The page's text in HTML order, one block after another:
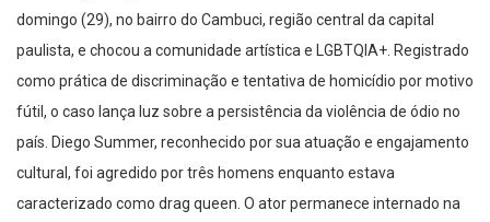
domingo (29), no bairro do Cambuci, região central da capital
paulista, e chocou a comunidade artística e LGBTQIA+. Registrado
como prática de discriminação e tentativa de homicídio por motivo
fútil, o caso lança luz sobre a persistência da violência de ódio no
país. Diego Summer, reconhecido por sua atuação e engajamento
cultural, foi agredido por três homens enquanto estava
caracterizado como drag queen. O ator permanece internado na